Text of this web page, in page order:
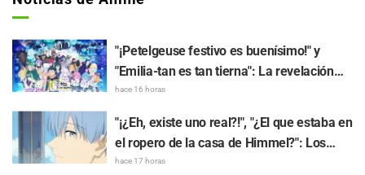
"¡Petelgeuse festivo es buenísimo!" y
"Emilia-tan es tan tierna": La revelación
del arte visual del evento del 10.º
Life in Another World-" genera gran
entusiasmo
hace 16 horas
"¡¿Eh, existe uno real?!", "¿El que estaba en
el ropero de la casa de Himmel?": Los
fans quedan perplejos ante la revelación
hace 17 horas